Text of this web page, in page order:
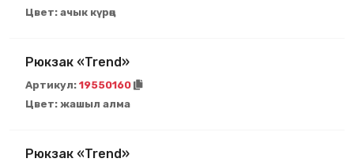
Цвет: ачык күрөң
Рюкзак «Trend»
Артикул: 19550160
Цвет: жашыл алма
Рюкзак «Trend»